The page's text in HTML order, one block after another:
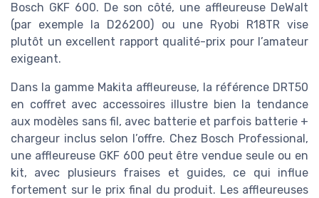
Bosch GKF 600. De son côté, une affleureuse DeWalt
(par exemple la D26200) ou une Ryobi R18TR vise
plutôt un excellent rapport qualité-prix pour l’amateur
exigeant.
Dans la gamme Makita affleureuse, la référence DRT50
en coffret avec accessoires illustre bien la tendance
aux modèles sans fil, avec batterie et parfois batterie +
chargeur inclus selon l’offre. Chez Bosch Professional,
une affleureuse GKF 600 peut être vendue seule ou en
kit, avec plusieurs fraises et guides, ce qui influe
fortement sur le prix final du produit. Les affleureuses